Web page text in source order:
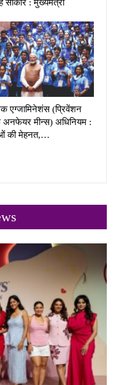
साकार : मुख्यमंत्री
एग्जामिनेशंस (प्रिवेंशन
मीन्स) अधिनियम :
की मेहनत,…